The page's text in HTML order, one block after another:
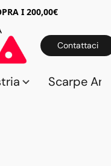
I 200,00€
Contattaci
Scarpe